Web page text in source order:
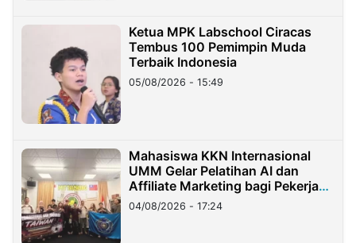
Ketua MPK Labschool Ciracas
Tembus 100 Pemimpin Muda
Terbaik Indonesia
05/08/2026 - 15:49
Mahasiswa KKN Internasional
UMM Gelar Pelatihan AI dan
Affiliate Marketing bagi Pekerja
Migran Indonesia di Taiwan
04/08/2026 - 17:24